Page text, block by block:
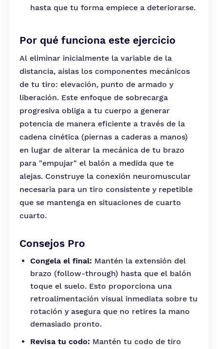
hasta que tu forma empiece a deteriorarse.
Por qué funciona este ejercicio
Al eliminar inicialmente la variable de la
distancia, aíslas los componentes mecánicos
de tu tiro: elevación, punto de armado y
liberación. Este enfoque de sobrecarga
progresiva obliga a tu cuerpo a generar
potencia de manera eficiente a través de la
cadena cinética (piernas a caderas a manos)
en lugar de alterar la mecánica de tu brazo
para "empujar" el balón a medida que te
alejas. Construye la conexión neuromuscular
necesaria para un tiro consistente y repetible
que se mantenga en situaciones de cuarto
cuarto.
Consejos Pro
Congela el final: Mantén la extensión del
brazo (follow-through) hasta que el balón
toque el suelo. Esto proporciona una
retroalimentación visual inmediata sobre tu
rotación y asegura que no retires la mano
demasiado pronto.
Revisa tu codo: Mantén tu codo de tiro